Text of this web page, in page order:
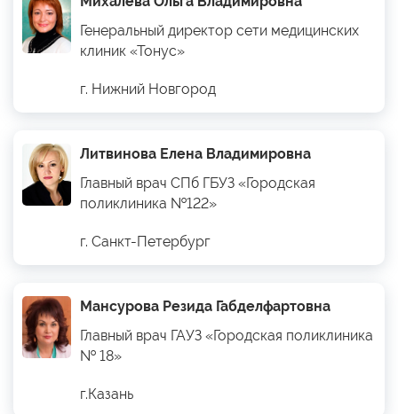
Генеральный директор сети медицинских
клиник «Тонус»
г. Нижний Новгород
Литвинова Елена Владимировна
Главный врач СПб ГБУЗ «Городская
поликлиника №122»
г. Санкт-Петербург
Мансурова Резида Габделфартовна
Главный врач ГАУЗ «Городская поликлиника
№ 18»
г.Казань